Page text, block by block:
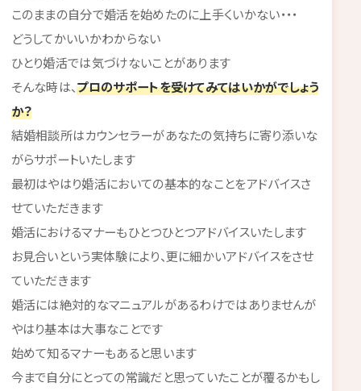
このままの自分で婚活を始めたのに上手くいかない・・・
どうしてかいいかわからない
ひとり婚活では気づけないことがあります
そんな時は、プロのサポートを受けてみてはいかがでしょう
か？
結婚相談所はカウンセラーがあなたの気持ちに寄り添いな
がらサポートいたします
最初はやはり婚活においての基本的なことをアドバイスさ
せていただきます
婚活におけるマナーもひとつひとつアドバイスいたします
お見合いという実体験により、更に細かいアドバイスをさせ
ていただきます
婚活には絶対的なマニュアルがあるわけではありませんが
やはり基本は大事なことです
始めて知るマナーもあると思います
今まで自分にとっての常識だと思っていたことが覆るかもし